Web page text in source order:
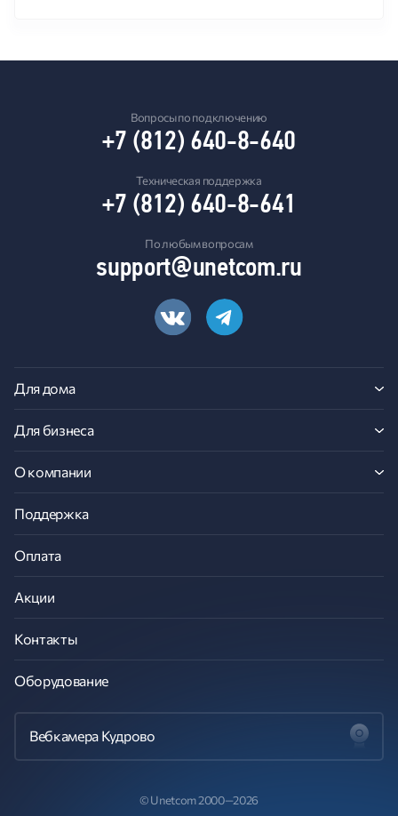
Вопросы по подключению
+7 (812) 640-8-640
Техническая поддержка
+7 (812) 640-8-641
По любым вопросам
support@unetcom.ru
Для дома
Для бизнеса
О компании
Поддержка
Оплата
Акции
Контакты
Оборудование
Вебкамера Кудрово
© Unetcom 2000—2026